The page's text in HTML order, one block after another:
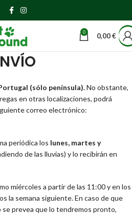
0 0,00€
(sólo península).No obstante,
en otras localizaciones, podrá
correo electrónico:
periódica los lunes, martes y
de las lluvias) y lo recibirán en
miércoles a partir de las 11:00 y en los
la semana siguiente. En caso de que
prevea que lo tendremos pronto,